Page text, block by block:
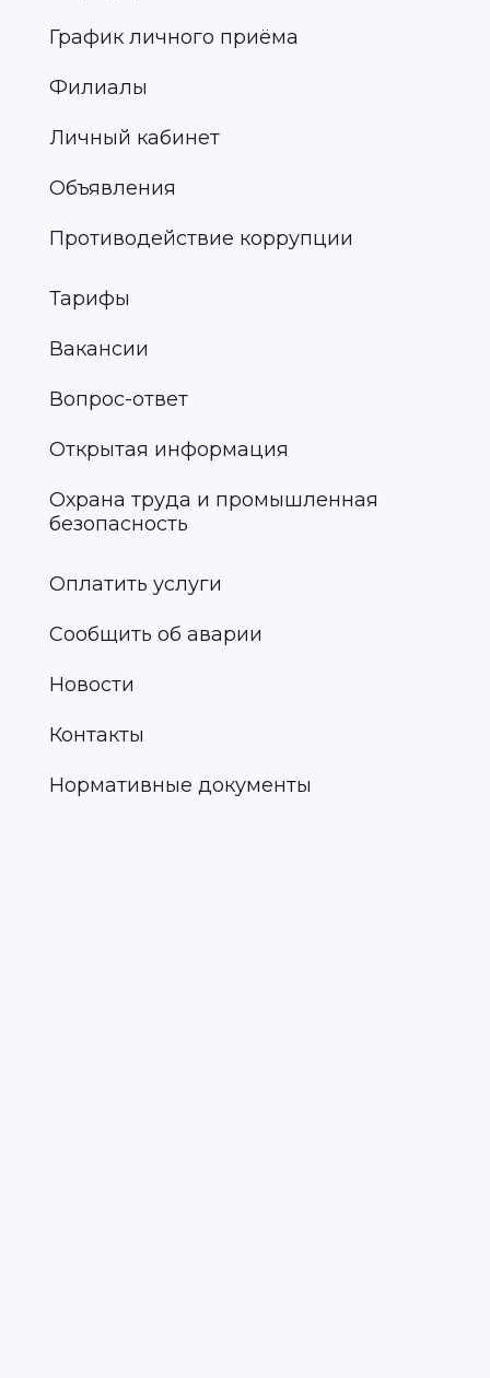
График личного приёма
Филиалы
Личный кабинет
Объявления
Противодействие коррупции
Тарифы
Вакансии
Вопрос-ответ
Открытая информация
Охрана труда и промышленная
безопасность
Оплатить услуги
Сообщить об аварии
Новости
Контакты
Нормативные документы